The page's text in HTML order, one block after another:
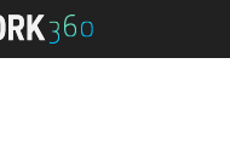
Cashback,